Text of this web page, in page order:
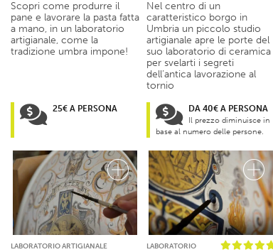
Scopri come produrre il
pane e lavorare la pasta fatta
a mano, in un laboratorio
artigianale, come la
tradizione umbra impone!
25€ A PERSONA
Nel centro di un
caratteristico borgo in
Umbria un piccolo studio
artigianale apre le porte del
suo laboratorio di ceramica
per svelarti i segreti
dell’antica lavorazione al
tornio
DA 40€ A PERSONA
Il prezzo diminuisce in
base al numero delle persone.
LABORATORIO ARTIGIANALE
LABORATORIO